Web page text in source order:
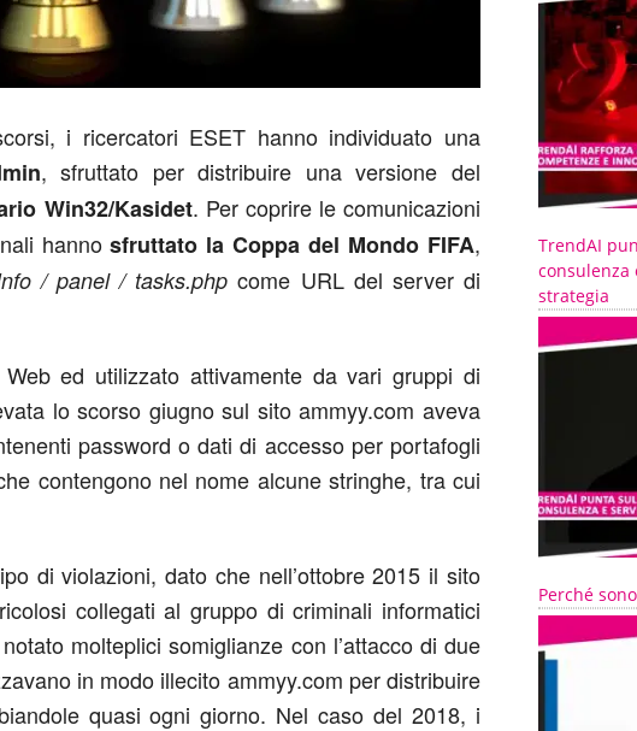
i ricercatori ESET hanno individuato una
, sfruttato per distribuire una versione del
Win32/Kasidet. Per coprire le comunicazioni
hannosfruttato la Coppa del Mondo FIFA,
/ panel / tasks.php come URL del server di
ed utilizzato attivamente da vari gruppi di
lo scorso giugno sul sito ammyy.com aveva
password o dati di accesso per portafogli
contengono nel nome alcune stringhe, tra cui
di violazioni, dato che nell’ottobre 2015 il sito
collegati al gruppo di criminali informatici
molteplici somiglianze con l’attacco di due
in modo illecito ammyy.com per distribuire
quasi ogni giorno. Nel caso del 2018, i
TrendAI
consulenza
strategia
Perché